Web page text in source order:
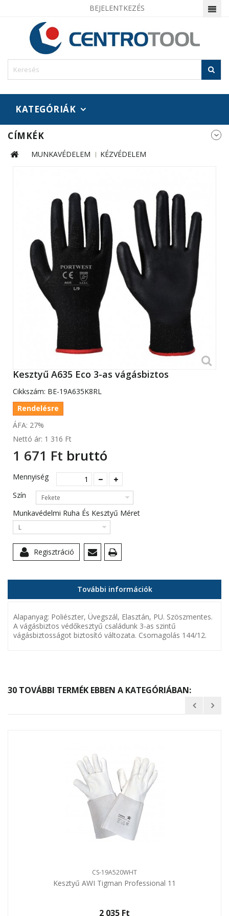
BEJELENTKEZÉS
KATEGÓRIÁK
CÍMKÉK
MUNKAVÉDELEM KÉZVÉDELEM
Kesztyű A635 Eco 3-as vágásbiztos
Cikkszám: BE-19A635K8RL
Rendelésre
ÁFA: 27%
Nettó ár: 1 316 Ft‎
1 671 Ft‎ bruttó
Mennyiség
Szín
Fekete
Munkavédelmi Ruha És Kesztyű Méret
L
Regisztráció
További információk
Alapanyag: Poliészter, Üvegszál, Elasztán, PU. Szöszmentes.
A vágásbiztos védőkesztyű családunk 3-as szintű
vágásbiztosságot biztosító változata. Csomagolás 144/12.
30 TOVÁBBI TERMÉK EBBEN A KATEGÓRIÁBAN:
CS-19A520WHT
Kesztyű AWI Tigman Professional 11
2 035 Ft‎